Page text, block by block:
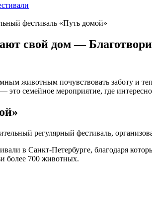
свой дом —
животным почувствовать заботу и
семейное мероприятие, где
регулярный фестиваль,
в Санкт-Петербурге, благодаря
более 700 животных.